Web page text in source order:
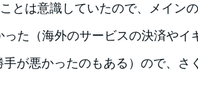
とは意識していたので、メイン
た（海外のサービスの決済やイ
が悪かったのもある）ので、さ